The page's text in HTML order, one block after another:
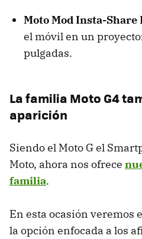
Moto Mod Insta-
el móvil en un
pulgadas.
La familia Moto G4
aparición
Siendo el Moto G el
Moto, ahora nos ofrece
familia.
En esta ocasión veremos
la opción enfocada a los